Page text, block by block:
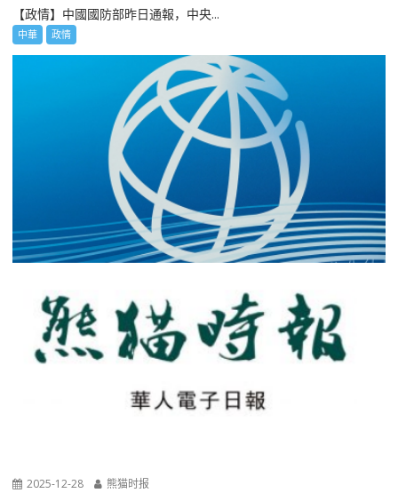
【政情】中國國防部昨日通報，中央...
中華 政情
2025-12-28 熊猫时报